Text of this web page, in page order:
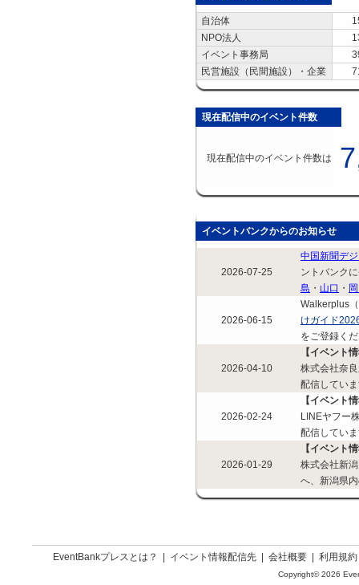
自治体
NPO法人
イベント事務局
民営施設（民間施設）・企業
現在配信中のイベント件数
現在配信中のイベント件数は
イベントバンクからのお知らせ
2026-07-25
中国新聞デ
ントバンク
島 ・ 山口 ・
2026-06-15
Walkerplus
けガイド
をご登録く
2026-04-10
【イベント
株式会社奈
配信してい
2026-02-24
【イベント
LINEヤフー
配信してい
2026-01-29
【イベント
株式会社新
へ、新潟県
EventBankプレスとは？ イベント情報配信先 会社概要 利用規約
Copyright© 2026